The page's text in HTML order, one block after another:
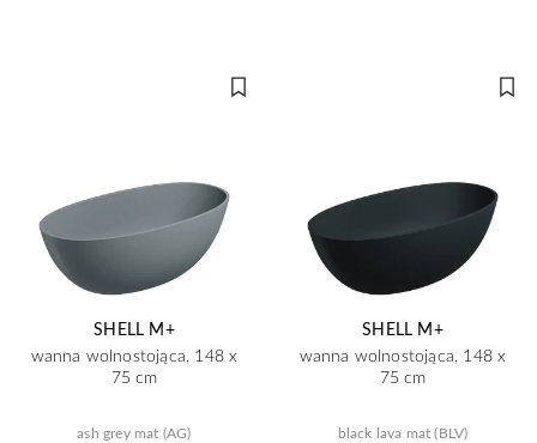
SHELL M+
wanna wolnostojąca, 148 x
75 cm
ash grey mat (AG)
SHELL M+
wanna wolnostojąca, 148 x
75 cm
black lava mat (BLV)